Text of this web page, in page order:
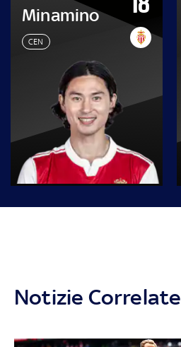
Minamino
CEN
Notizie Correlate